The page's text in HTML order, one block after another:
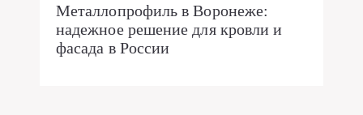
Металлопрофиль в Воронеже:
надежное решение для кровли и
фасада в России